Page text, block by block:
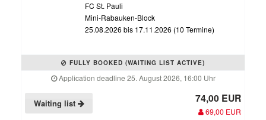
FC St. Pauli
Mini-Rabauken-Block
25.08.2026 bis 17.11.2026 (10 Termine)
FULLY BOOKED (WAITING LIST ACTIVE)
Application deadline 25. August 2026, 16:00 Uhr
Waiting list 74,00 EUR
69,00 EUR